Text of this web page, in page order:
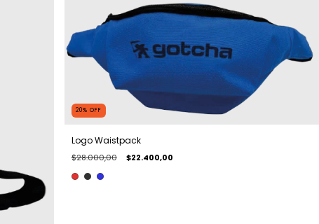
20% OFF
Logo Waistpack
$28.000,00 $22.400,00